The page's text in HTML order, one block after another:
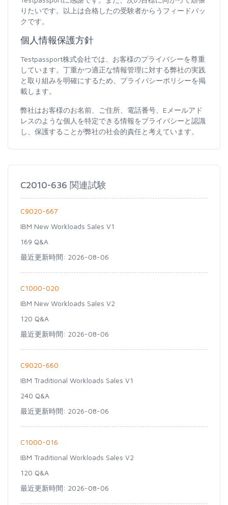
りたいです。以上は合格したの受験者からうフィードバッ
クです。
個人情報保護方針
Testpassport株式会社では、お客様のプライバシーを尊重
しています。丁重かつ適正な情報管理に対する弊社の実践
と取り組みを明確にするため、プライバシーポリシーを掲
載します。
弊社はお客様のお名前、ご住所、電話番号、Eメールアド
レスのような個人を特定できる情報をプライバシーと認識
し、保護することが弊社の社会的責任と考えています。
C2010-636 関連試験
C9020-667
IBM New Workloads Sales V1
169 Q&A
最近更新時間: 2026-08-06
C1000-020
IBM New Workloads Sales V2
120 Q&A
最近更新時間: 2026-08-06
C9020-660
IBM Traditional Workloads Sales V1
240 Q&A
最近更新時間: 2026-08-06
C1000-016
IBM Traditional Workloads Sales V2
120 Q&A
最近更新時間: 2026-08-06